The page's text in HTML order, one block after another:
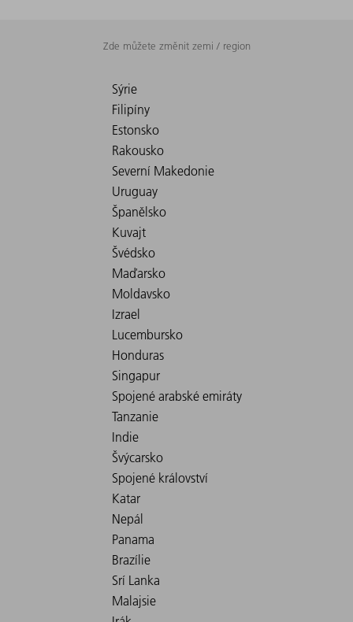
Zde můžete změnit zemi / region